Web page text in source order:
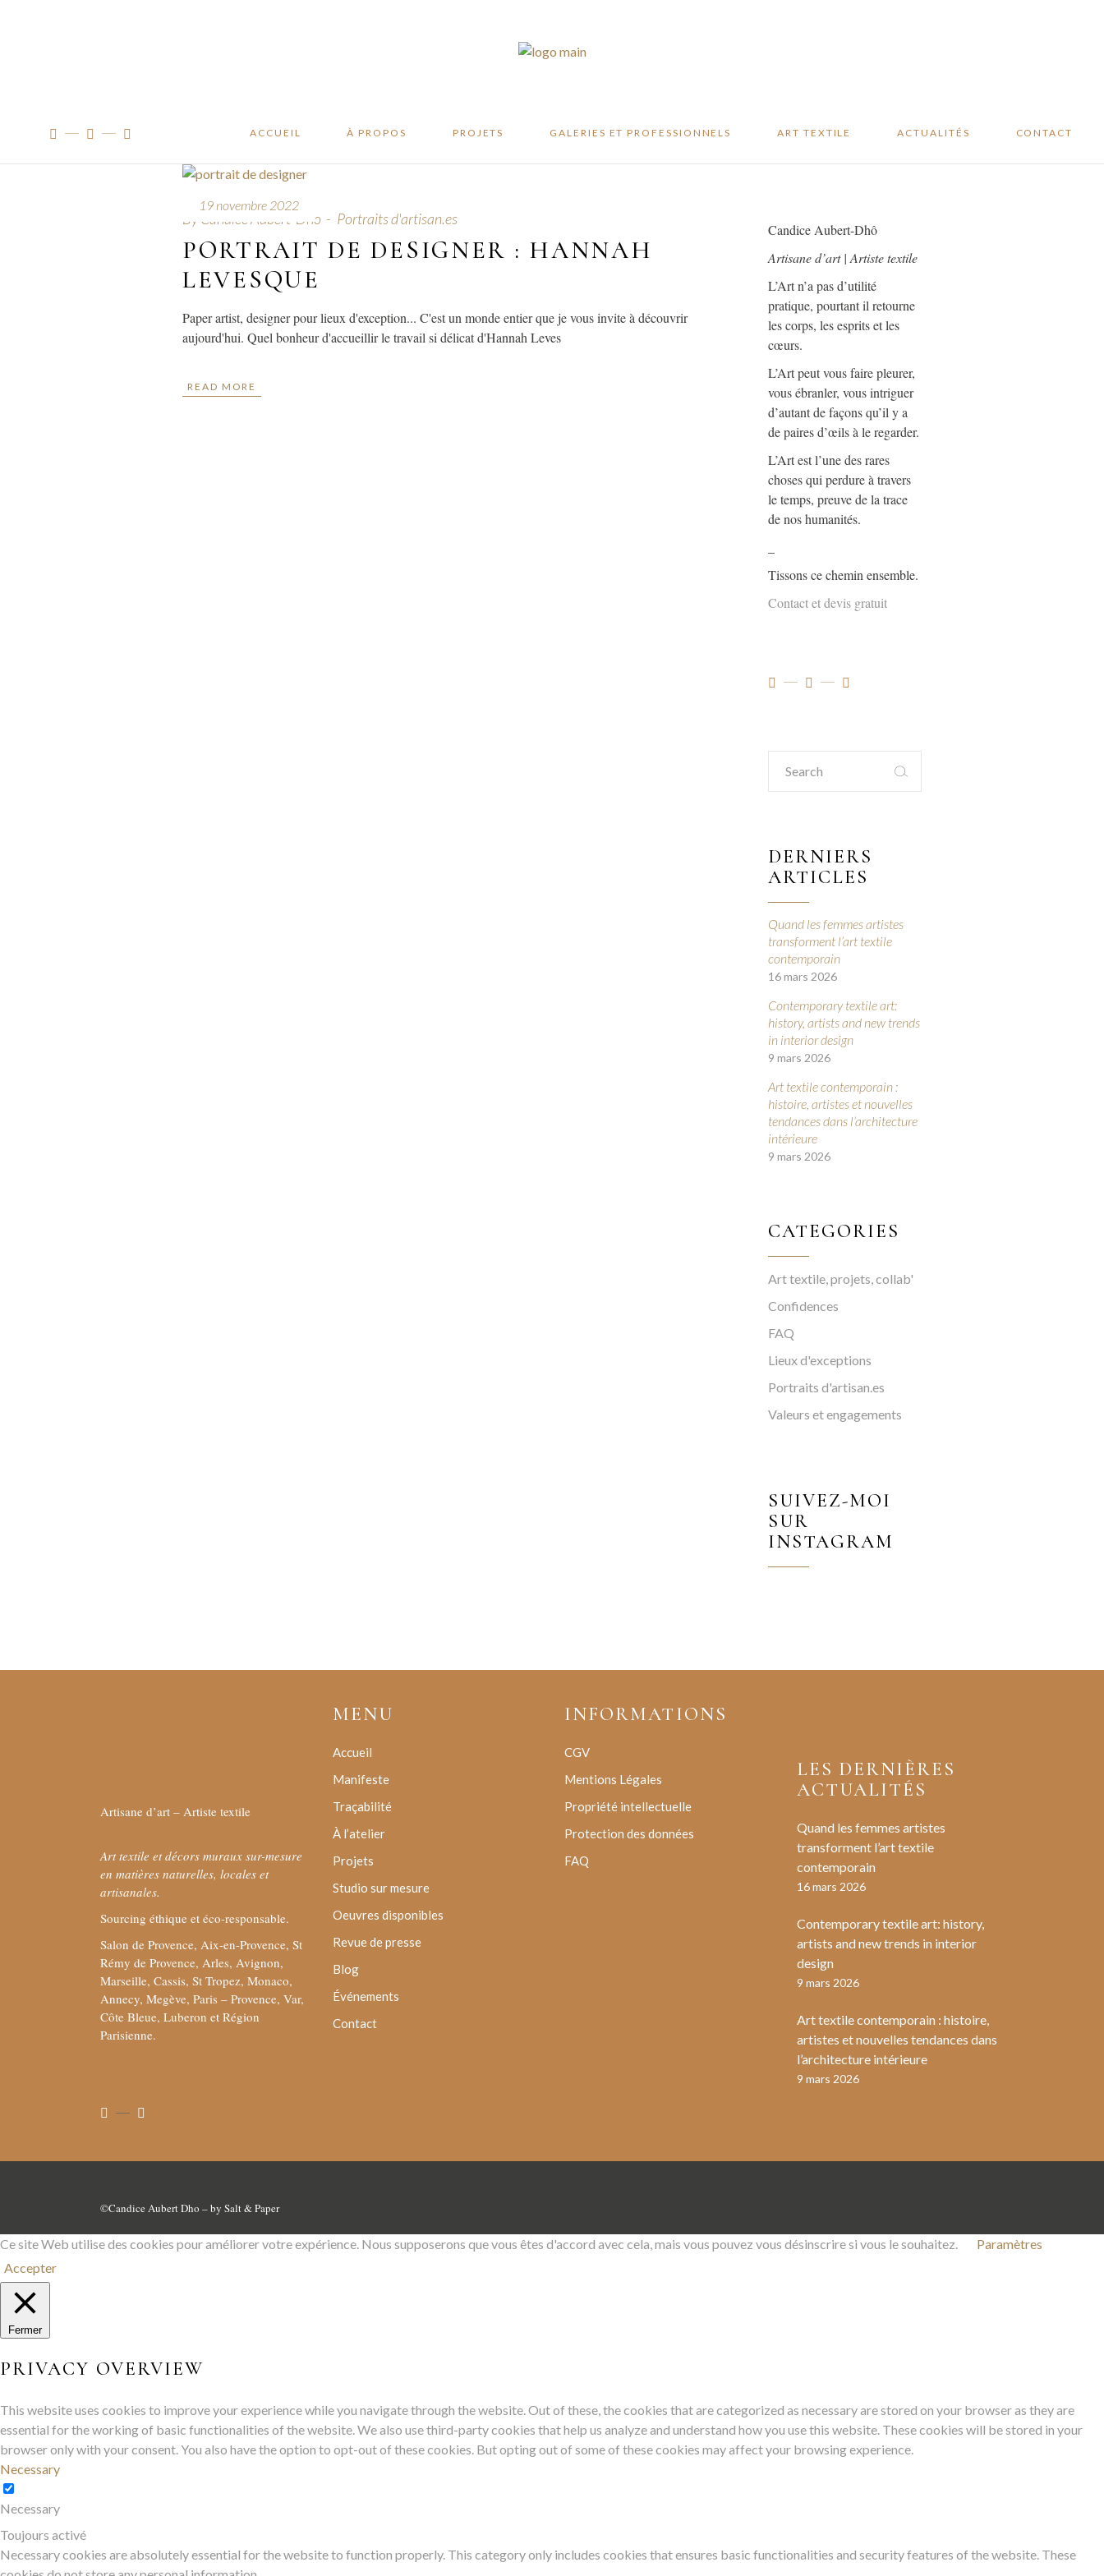
ACCUEIL À PROPOS
Traçabilité
À l’atelier
PROJETS GALERIES ET PROFESSIONNELS ART TEXTILE
Oeuvres
disponibles
ACTUALITÉS CONTACT
19 novembre 2022
By Candice Aubert-Dho Portraits d'artisan.es
PORTRAIT DE DESIGNER : HANNAH
LEVESQUE
Paper artist, designer pour lieux d'exception... C'est un monde entier que je vous invite à découvrir
aujourd'hui. Quel bonheur d'accueillir le travail si délicat d'Hannah Leves
READ MORE
Candice Aubert-Dhô
Artisane d’art | Artiste textile
L’Art n’a pas d’utilité
pratique, pourtant il retourne
les corps, les esprits et les
cœurs.
L’Art peut vous faire pleurer,
vous ébranler, vous intriguer
d’autant de façons qu’il y a
de paires d’œils à le regarder.
L’Art est l’une des rares
choses qui perdure à travers
le temps, preuve de la trace
de nos humanités.
Tissons ce chemin ensemble.
Contact et devis gratuit
Search
for:
DERNIERS
ARTICLES
Quand les femmes artistes
transforment l’art textile
contemporain
16 mars 2026
Contemporary textile art:
history, artists and new trends
in interior design
9 mars 2026
Art textile contemporain :
histoire, artistes et nouvelles
tendances dans l’architecture
intérieure
9 mars 2026
CATEGORIES
Art textile, projets, collab'
Confidences
FAQ
Lieux d'exceptions
Portraits d'artisan.es
Valeurs et engagements
SUIVEZ-MOI
SUR
INSTAGRAM
Artisane d’art – Artiste textile
Art textile et décors muraux sur-mesure
en matières naturelles, locales et
artisanales.
Sourcing éthique et éco-responsable.
Salon de Provence, Aix-en-Provence, St
Rémy de Provence, Arles, Avignon,
Marseille, Cassis, St Tropez, Monaco,
Annecy, Megève, Paris – Provence, Var,
Côte Bleue, Luberon et Région
Parisienne.
MENU
Accueil
Manifeste
Traçabilité
À l’atelier
Projets
Studio sur mesure
Oeuvres disponibles
Revue de presse
Blog
Événements
Contact
INFORMATIONS
CGV
Mentions Légales
Propriété intellectuelle
Protection des données
FAQ
LES DERNIÈRES
ACTUALITÉS
Quand les femmes artistes
transforment l’art textile
contemporain
16 mars 2026
Contemporary textile art: history,
artists and new trends in interior
design
9 mars 2026
Art textile contemporain : histoire,
artistes et nouvelles tendances dans
l’architecture intérieure
9 mars 2026
©Candice Aubert Dho – by Salt & Paper
Ce site Web utilise des cookies pour améliorer votre expérience. Nous supposerons que vous êtes d'accord avec cela, mais vous pouvez vous désinscrire si vous le souhaitez.
Paramètres
Accepter
Fermer
PRIVACY OVERVIEW
This website uses cookies to improve your experience while you navigate through the website. Out of these, the cookies that are categorized as necessary are stored on your browser as they are
essential for the working of basic functionalities of the website. We also use third-party cookies that help us analyze and understand how you use this website. These cookies will be stored in your
browser only with your consent. You also have the option to opt-out of these cookies. But opting out of some of these cookies may affect your browsing experience.
Necessary
Necessary
Toujours activé
Necessary cookies are absolutely essential for the website to function properly. This category only includes cookies that ensures basic functionalities and security features of the website. These